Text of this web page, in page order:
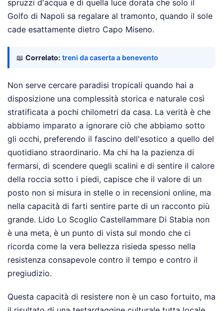
spruzzi d'acqua e di quella luce dorata che solo il
Golfo di Napoli sa regalare al tramonto, quando il sole
cade esattamente dietro Capo Miseno.
📖 Correlato: treni da caserta a benevento
Non serve cercare paradisi tropicali quando hai a
disposizione una complessità storica e naturale così
stratificata a pochi chilometri da casa. La verità è che
abbiamo imparato a ignorare ciò che abbiamo sotto
gli occhi, preferendo il fascino dell'esotico a quello del
quotidiano straordinario. Ma chi ha la pazienza di
fermarsi, di scendere quegli scalini e di sentire il calore
della roccia sotto i piedi, capisce che il valore di un
posto non si misura in stelle o in recensioni online, ma
nella capacità di farti sentire parte di un racconto più
grande. Lido Lo Scoglio Castellammare Di Stabia non
è una meta, è un punto di vista sul mondo che ci
ricorda come la vera bellezza risieda spesso nella
resistenza consapevole contro il tempo e contro il
pregiudizio.
Questa capacità di resistere non è un caso fortuito, ma